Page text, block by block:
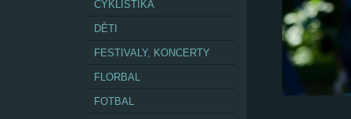
CYKLISTIKA
DĚTI
FESTIVALY, KONCERTY
FLORBAL
FOTBAL